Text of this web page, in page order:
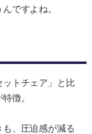
ですよね。
トチェア」と比
徴。
、圧迫感が減る